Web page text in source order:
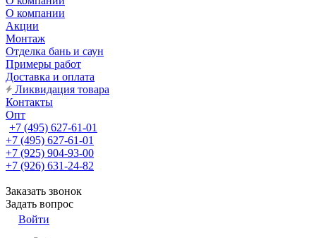
О компании
Акции
Монтаж
Отделка бань и саун
Примеры работ
Доставка и оплата
Ликвидация товара
Контакты
Опт
+7 (495) 627-61-01
+7 (495) 627-61-01
+7 (925) 904-93-00
+7 (926) 631-24-82
Заказать звонок
Задать вопрос
Войти